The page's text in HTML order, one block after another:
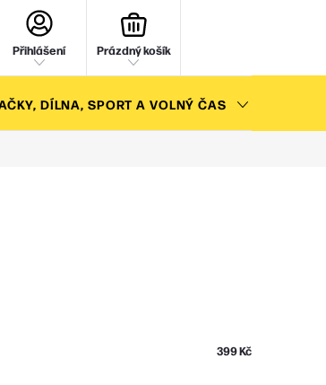
Přihlášení Prázdný košík
DÍLNA, SPORT A VOLNÝ ČAS
399 Kč